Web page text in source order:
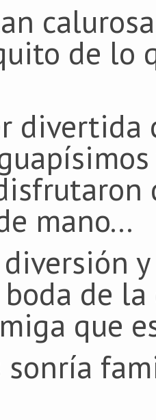
de lo
divertida
mano...
de
que
sonría